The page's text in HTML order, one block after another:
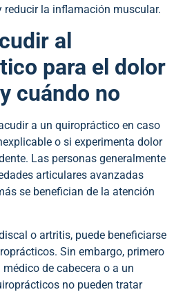
reducir la inflamación muscular.
al
para el dolor
cuándo no
a un quiropráctico en caso
o si experimenta dolor
Las personas generalmente
articulares avanzadas
se benefician de la atención
o artritis, puede beneficiarse
Sin embargo, primero
de cabecera o a un
no pueden tratar